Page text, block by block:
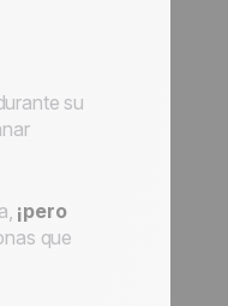
su
¡pero
que